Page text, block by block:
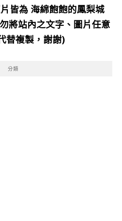
皆為海綿飽飽的鳳梨城
將站內之文字、圖片任意
替複製，謝謝)
分類